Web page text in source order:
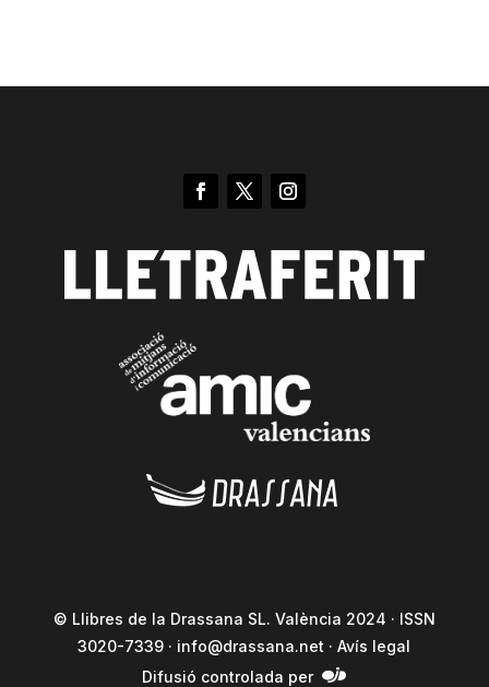
© Llibres de la Drassana SL. València 2024 · ISSN
3020-7339 · info@drassana.net ·Avís legal
Difusió controlada per